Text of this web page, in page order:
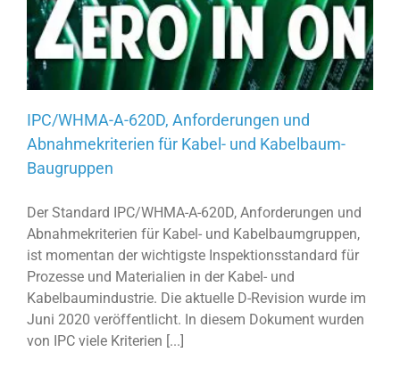
IPC/WHMA-A-620D, Anforderungen und
Abnahmekriterien für Kabel- und Kabelbaum-
Baugruppen
Der Standard IPC/WHMA-A-620D, Anforderungen und
Abnahmekriterien für Kabel- und Kabelbaumgruppen,
ist momentan der wichtigste Inspektionsstandard für
Prozesse und Materialien in der Kabel- und
Kabelbaumindustrie. Die aktuelle D-Revision wurde im
Juni 2020 veröffentlicht. In diesem Dokument wurden
von IPC viele Kriterien [...]